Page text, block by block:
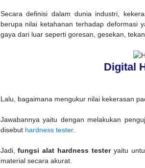
Secara definisi dalam dunia industri,
berupa nilai ketahanan terhadap deformasi
gaya dari luar seperti goresan, gesekan,
Digital
Lalu, bagaimana mengukur nilai kekerasan
Jawabannya yaitu dengan melakukan
disebut hardness tester.
Jadi,fungsi alat hardness testeryaitu
material secara akurat.